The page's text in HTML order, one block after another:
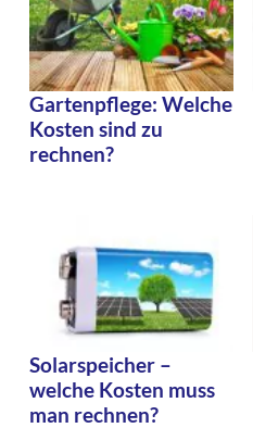
Gartenpflege: Welche
Kosten sind zu
rechnen?
Solarspeicher –
welche Kosten muss
man rechnen?